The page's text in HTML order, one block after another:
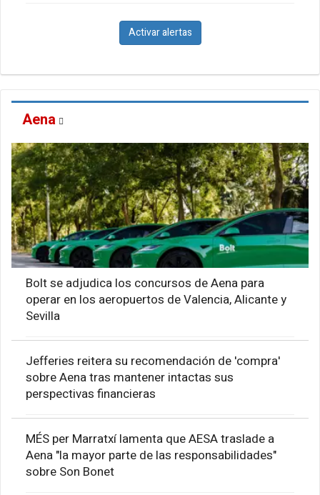
Activar alertas
Aena
Bolt se adjudica los concursos de Aena para
operar en los aeropuertos de Valencia, Alicante y
Sevilla
Jefferies reitera su recomendación de 'compra'
sobre Aena tras mantener intactas sus
perspectivas financieras
MÉS per Marratxí lamenta que AESA traslade a
Aena "la mayor parte de las responsabilidades"
sobre Son Bonet